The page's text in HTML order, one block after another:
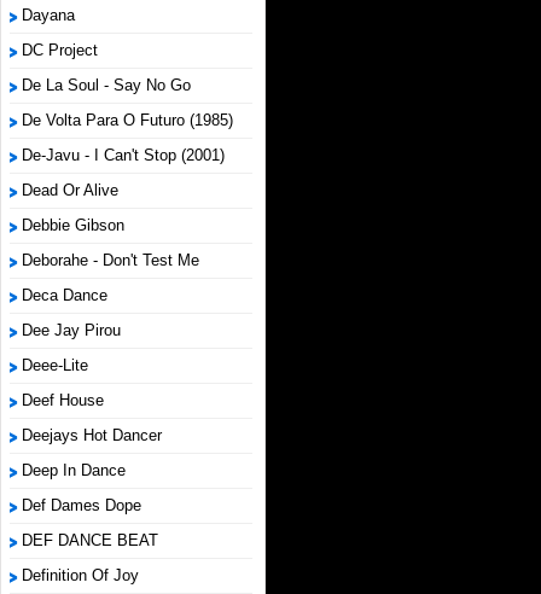
Dayana
DC Project
De La Soul - Say No Go
De Volta Para O Futuro (1985)
De-Javu - I Can't Stop (2001)
Dead Or Alive
Debbie Gibson
Deborahe - Don't Test Me
Deca Dance
Dee Jay Pirou
Deee-Lite
Deef House
Deejays Hot Dancer
Deep In Dance
Def Dames Dope
DEF DANCE BEAT
Definition Of Joy